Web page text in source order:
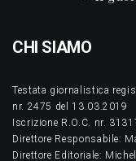
CHI SIAMO
Testata giornalistica
nr. 2475 del 13.03.2019
Iscrizione R.O.C. nr.
Direttore Responsabile:
Direttore Editoriale: